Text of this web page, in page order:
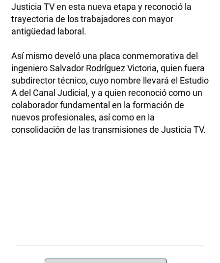
Justicia TV en esta nueva etapa y reconoció la
trayectoria de los trabajadores con mayor
antigüedad laboral.
Así mismo develó una placa conmemorativa del
ingeniero Salvador Rodríguez Victoria, quien fuera
subdirector técnico, cuyo nombre llevará el Estudio
A del Canal Judicial, y a quien reconoció como un
colaborador fundamental en la formación de
nuevos profesionales, así como en la
consolidación de las transmisiones de Justicia TV.